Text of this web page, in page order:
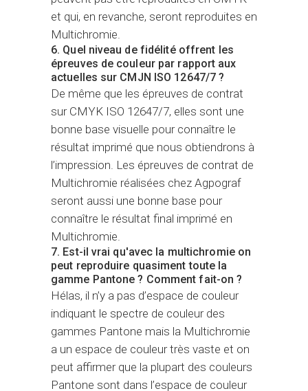
et qui, en revanche, seront reproduites en
Multichromie.
6. Quel niveau de fidélité offrent les
épreuves de couleur par rapport aux
actuelles sur CMJN ISO 12647/7 ?
De même que les épreuves de contrat
sur CMYK ISO 12647/7, elles sont une
bonne base visuelle pour connaître le
résultat imprimé que nous obtiendrons à
l’impression. Les épreuves de contrat de
Multichromie réalisées chez Agpograf
seront aussi une bonne base pour
connaître le résultat final imprimé en
Multichromie.
7. Est-il vrai qu'avec la multichromie on
peut reproduire quasiment toute la
gamme Pantone ? Comment fait-on ?
Hélas, il n’y a pas d’espace de couleur
indiquant le spectre de couleur des
gammes Pantone mais la Multichromie
a un espace de couleur très vaste et on
peut affirmer que la plupart des couleurs
Pantone sont dans l’espace de couleur